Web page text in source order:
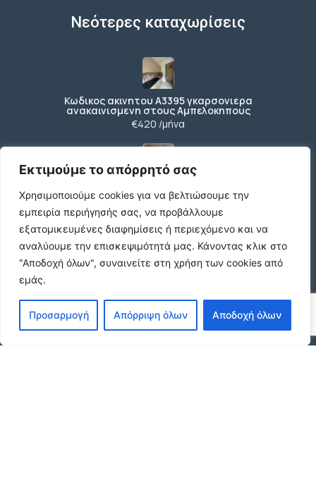
Εκτιμούμε το απόρρητό σας
Χρησιμοποιούμε cookies για να βελτιώσουμε την
εμπειρία περιήγησής σας, να προβάλλουμε
εξατομικευμένες διαφημίσεις ή περιεχόμενο και να
αναλύουμε την επισκεψιμότητά μας. Κάνοντας κλικ στο
"Αποδοχή όλων", συναινείτε στη χρήση των cookies από
εμάς.
Προσαρμογή Απόρριψη όλων Αποδοχή όλων
Νεότερες καταχωρίσεις
Κωδικος ακινητου Α3395 γκαρσονιερα
ανακαινισμενη στους Αμπελοκηπους
€420 /μήνα
Αμπελοκηπους
€550 /μήνα
Κωδικος ακινητου 21490 διαμερισμα στην